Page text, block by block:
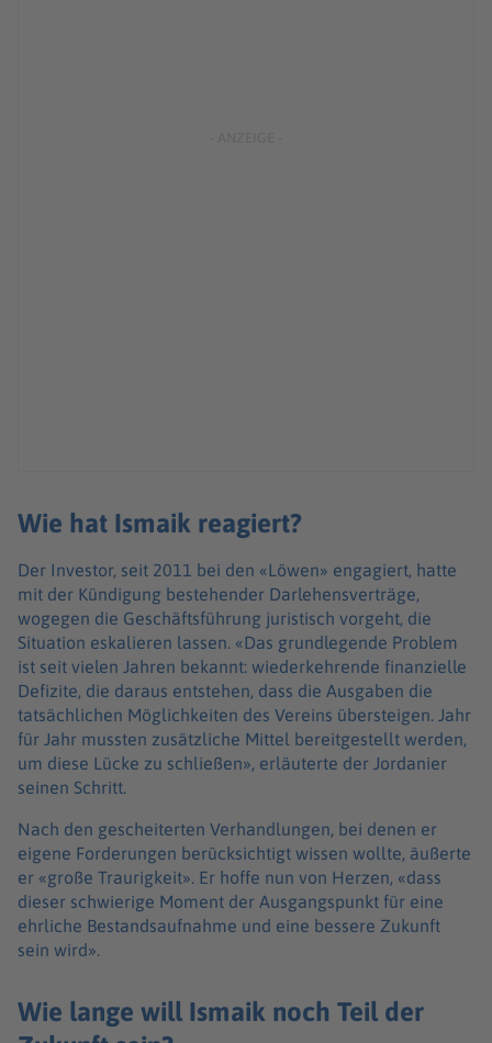
Wie hat Ismaik reagiert?
Der Investor, seit 2011 bei den «Löwen» engagiert, hatte
mit der Kündigung bestehender Darlehensverträge,
wogegen die Geschäftsführung juristisch vorgeht, die
Situation eskalieren lassen. «Das grundlegende Problem
ist seit vielen Jahren bekannt: wiederkehrende finanzielle
Defizite, die daraus entstehen, dass die Ausgaben die
tatsächlichen Möglichkeiten des Vereins übersteigen. Jahr
für Jahr mussten zusätzliche Mittel bereitgestellt werden,
um diese Lücke zu schließen», erläuterte der Jordanier
seinen Schritt.
Nach den gescheiterten Verhandlungen, bei denen er
eigene Forderungen berücksichtigt wissen wollte, äußerte
er «große Traurigkeit». Er hoffe nun von Herzen, «dass
dieser schwierige Moment der Ausgangspunkt für eine
ehrliche Bestandsaufnahme und eine bessere Zukunft
sein wird».
Wie lange will Ismaik noch Teil der